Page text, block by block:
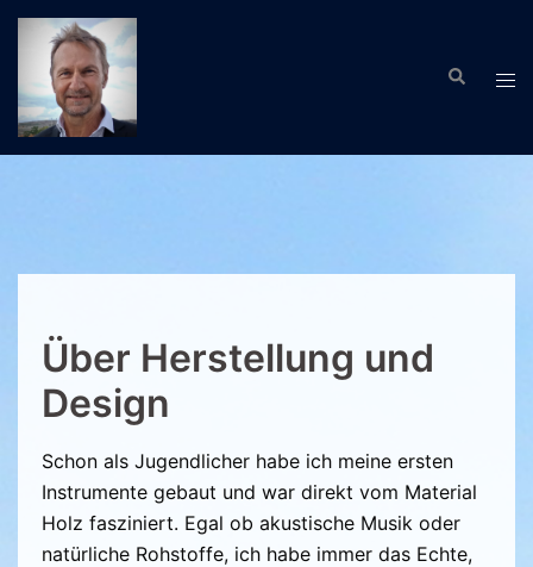
Zum
springen
Suche
Über Herstellung und
Design
Schon als Jugendlicher habe ich meine ersten
Instrumente gebaut und war direkt vom Material
Holz fasziniert. Egal ob akustische Musik oder
natürliche Rohstoffe, ich habe immer das Echte,